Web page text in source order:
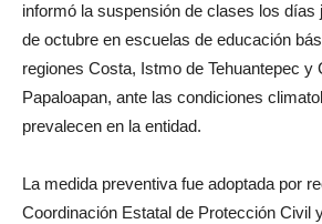
informó la suspensión de clases los
de octubre en escuelas de educación
regiones Costa, Istmo de Tehuantepec y
Papaloapan, ante las condiciones
prevalecen en la entidad.
La medida preventiva fue adoptada por
Coordinación Estatal de Protección Civil